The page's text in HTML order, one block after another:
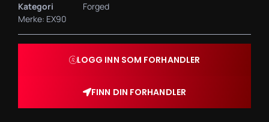
Kategori
Forged
Merke: EX90
LOGG INN SOM FORHANDLER
FINN DIN FORHANDLER